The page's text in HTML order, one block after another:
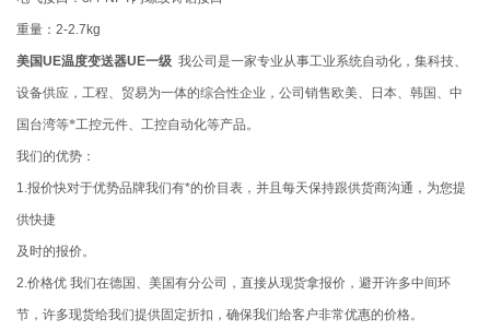
重量：2-2.7kg
美国UE温度变送器UE一级我公司是一家专业从事工业系统自动化，集科技、
设备供应，工程、贸易为一体的综合性企业，公司销售欧美、日本、韩国、中
国台湾等*工控元件、工控自动化等产品。
我们的优势：
1.报价快对于优势品牌我们有*的价目表，并且每天保持跟供货商沟通，为您提
供快捷
及时的报价。
2.价格优 我们在德国、美国有分公司，直接从现货拿报价，避开许多中间环
节，许多现货给我们提供固定折扣，确保我们给客户非常优惠的价格。